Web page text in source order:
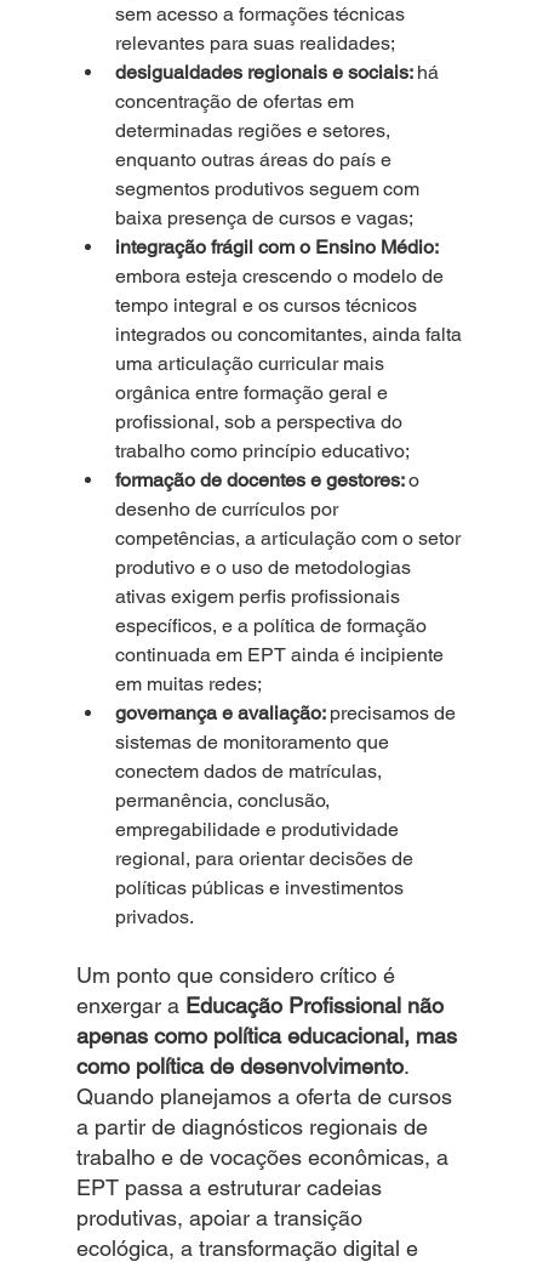
sem acesso a formações técnicas
relevantes para suas realidades;
desigualdades regionais e sociais: há
concentração de ofertas em
determinadas regiões e setores,
enquanto outras áreas do país e
segmentos produtivos seguem com
baixa presença de cursos e vagas;
integração frágil com o Ensino Médio:
embora esteja crescendo o modelo de
tempo integral e os cursos técnicos
integrados ou concomitantes, ainda falta
uma articulação curricular mais
orgânica entre formação geral e
profissional, sob a perspectiva do
trabalho como princípio educativo;
formação de docentes e gestores: o
desenho de currículos por
competências, a articulação com o setor
produtivo e o uso de metodologias
ativas exigem perfis profissionais
específicos, e a política de formação
continuada em EPT ainda é incipiente
em muitas redes;
governança e avaliação: precisamos de
sistemas de monitoramento que
conectem dados de matrículas,
permanência, conclusão,
empregabilidade e produtividade
regional, para orientar decisões de
políticas públicas e investimentos
privados.
Um ponto que considero crítico é
enxergar a Educação Profissional não
apenas como política educacional, mas
como política de desenvolvimento.
Quando planejamos a oferta de cursos
a partir de diagnósticos regionais de
trabalho e de vocações econômicas, a
EPT passa a estruturar cadeias
produtivas, apoiar a transição
ecológica, a transformação digital e